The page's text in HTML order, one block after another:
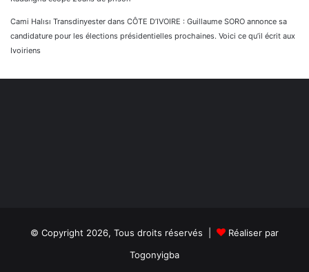
Cami Halısı Transdinyester dans CÔTE D’IVOIRE : Guillaume SORO annonce sa
candidature pour les élections présidentielles prochaines. Voici ce qu’il écrit aux
Ivoiriens
© Copyright 2026, Tous droits réservés |
Réaliser par
Togonyigba